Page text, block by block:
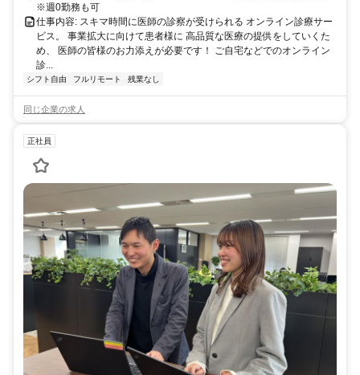
※週0勤務も可
仕事内容: スキマ時間に医師の診察が受けられる オンライン診療サー
ビス。 事業拡大に向けて患者様に 高品質な医療の提供をしていくた
め、 医師の皆様のお力添えが必要です！ ご自宅などでのオンライン
診...
シフト自由 フルリモート 残業なし
同じ企業の求人
正社員